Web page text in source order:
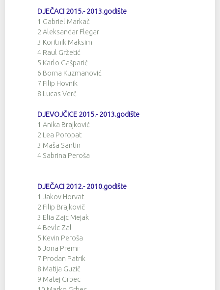
DJEČACI 2015.- 2013.godište
1.Gabriel Markač
2.Aleksandar Flegar
3.Koritnik Maksim
4.Raul Gržetić
5.Karlo Gašparić
6.Borna Kuzmanović
7.Filip Hovnik
8.Lucas Verč
DJEVOJČICE 2015.- 2013.godište
1.Anika Brajković
2.Lea Poropat
3.Maša Santin
4.Sabrina Peroša
DJEČACI 2012.- 2010.godište
1.Jakov Horvat
2.Filip Brajkovič
3.Elia Zajc Mejak
4.Bevlc Zal
5.Kevin Peroša
6.Jona Premr
7.Prodan Patrik
8.Matija Guzič
9.Matej Grbec